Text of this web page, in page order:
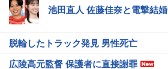
池田直人 佐藤佳奈と電撃結婚
脱輪したトラック発見 男性死亡
広陵高元監督 保護者に直接謝罪